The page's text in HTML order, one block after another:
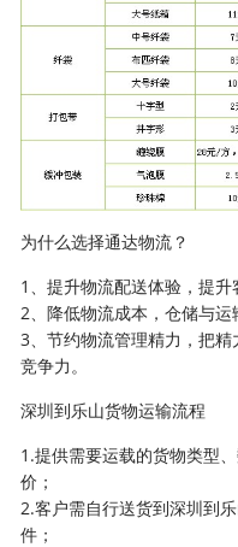
为什么选择通达物流？
1、提升物流配送体验，提升
2、降低物流成本，仓储与运
3、节约物流管理精力，把
竞争力。
深圳到乐山货物运输流程
1.提供需要运载的货物类型
价；
2.客户需自行送货到深圳到
件；